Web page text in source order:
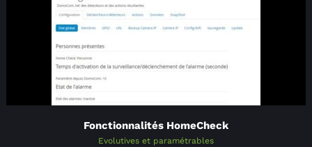
Fonctionnalités HomeCheck
Evolutives et paramétrables